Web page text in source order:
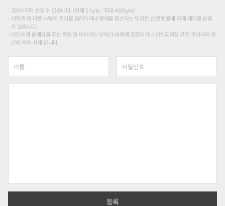
200자까지 쓰실 수 있습니다. (현재 0 byte / 최대 400byte)
저작권 등 다른 사람의 권리를 침해하거나 명예를 훼손하는 댓글은 관련 법률에 의해 제재를 받을
수 있습니다.
타인에게 불쾌감을 주는 욕설 등 비하하는 단어가 내용에 포함되거나 인신공격성 글은 관리자의 판
단에 의해 삭제 합니다.